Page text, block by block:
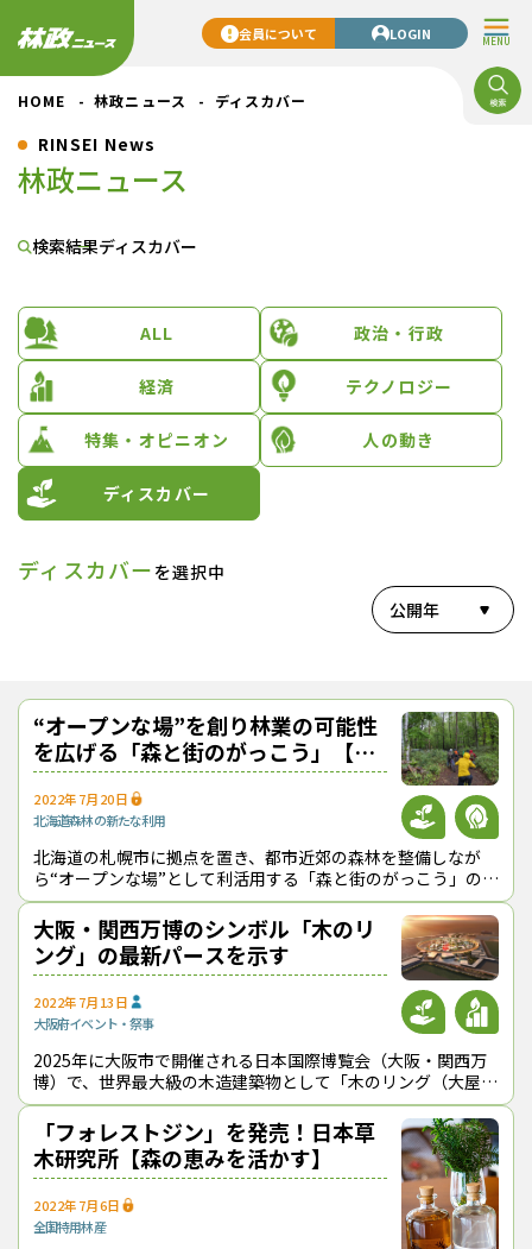
MENU
会員について LOGIN
HOME 林政ニュース ディスカバー
RINSEI News
林政ニュース
検索結果ディスカバー
ALL 政治・行政
経済 テクノロジー
特集・オピニオン 人の動き
ディスカバー
ディスカバー を選択中
公開年
“オープンな場”を創り林業の可能性
を広げる「森と街のがっこう」【森
を開く！】
2022年7月20日
北海道森林の新たな利用
北海道の札幌市に拠点を置き、都市近郊の森林を整備しなが
ら“オープンな場”として利活用する「森と街のがっこう」の取
り組みに広がりが出てきている。2020年の「ウッド チェン
ジ アワード（WOOD CHA
大阪・関西万博のシンボル「木のリ
ング」の最新パースを示す
2022年7月13日
大阪府イベント・祭事
2025年に大阪市で開催される日本国際博覧会（大阪・関西万
博）で、世界最大級の木造建築物として「木のリング（大屋
根）」が建設される。運営主体である日本国際博覧会協会が７
月13日に最新のパースを公開し
「フォレストジン」を発売！日本草
木研究所【森の恵みを活かす】
2022年7月6日
全国特用林産